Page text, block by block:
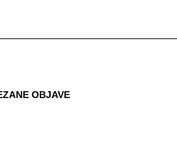
OBJAVE